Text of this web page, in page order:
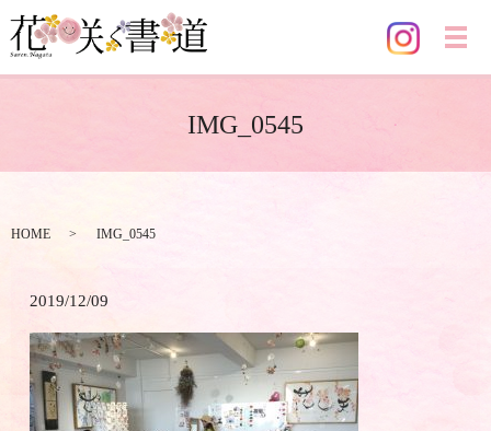
メ
IMG_0545
HOME IMG_0545
2019/12/09